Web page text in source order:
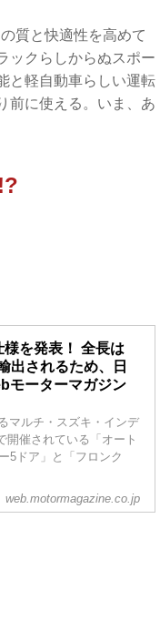
質と快適性を高めて
ックらしからぬスポー
と軽自動車らしい運転
前に使える。いま、あ
を発表！ 全長は
出されるため、日
モーターマガジン
マルチ・スズキ・インデ
開催されている「オート
5ドア」と「フロンク
web.motormagazine.co.jp